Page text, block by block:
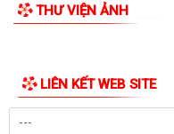
Khai mạc huấn luyện Dân
Thông báo số 1298/TB-
hoạch, danh mục khu đất
THƯ VIỆN ẢNH
LIÊN KẾT WEB SITE